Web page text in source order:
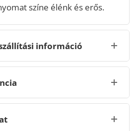
színe élénk és erős.
információ